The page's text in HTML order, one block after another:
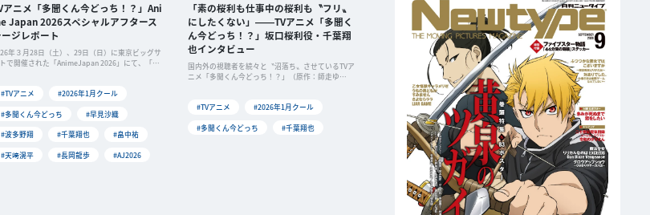
アニメ「多聞くん今どっち！？」Ani
Japan 2026スペシャルアフタース
ジレポート
年３月28日（土）、29日（日）に東京ビッグサ
で開催された「AnimeJapan 2026」にて、「多
奮が冷めやら...
#TVアニメ
#2026年1月クール
#多聞くん今どっち
#早見沙織
#波多野翔
#千葉翔也
#畠中祐
#天﨑滉平
#長岡龍歩 #AJ2026
「素の桜利も仕事中の桜利も〝フリ〟
にしたくない」――TVアニメ「多聞く
ん今どっち！？」坂口桜利役・千葉翔
也インタビュー
国内外の視聴者を続々と〝沼落ち〟させているTVア
ニメ「多聞くん今どっち！？」（原作：師走ゆ
ewtypeでご紹介し...
#TVアニメ
#2026年1月クール
#多聞くん今どっち
#千葉翔也